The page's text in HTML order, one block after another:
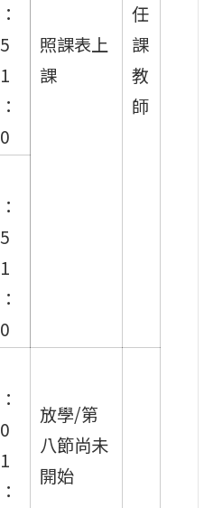
照課表上
課
任
課
教
師
放學/第
八節尚未
開始